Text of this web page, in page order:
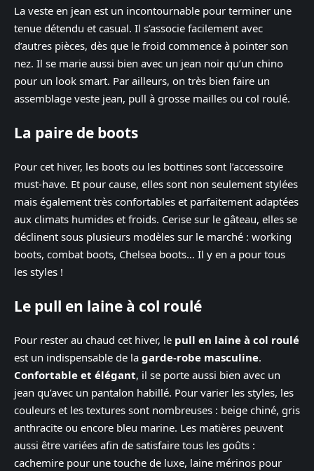
La veste en jean est un incontournable pour terminer une
tenue détendu et casual. Il s’associe facilement avec
d’autres pièces, dès que le froid commence à pointer son
nez. Il se marie aussi bien avec un jean noir qu’un chino
pour un look smart. Par ailleurs, on très bien faire un
assemblage veste jean, pull à grosse mailles ou col roulé.
La paire de boots
Pour cet hiver, les boots ou les bottines sont l’accessoire
must-have. Et pour cause, elles sont non seulement stylées
mais également très confortables et parfaitement adaptées
aux climats humides et froids. Cerise sur le gâteau, elles se
déclinent sous plusieurs modèles sur le marché : working
boots, combat boots, Chelsea boots… Il y en a pour tous
les styles !
Le pull en laine à col roulé
Pour rester au chaud cet hiver, le pull en laine à col roulé
est un indispensable de la garde-robe masculine.
Confortable et élégant, il se porte aussi bien avec un
jean qu’avec un pantalon habillé. Pour varier les styles, les
couleurs et les textures sont nombreuses : beige chiné, gris
anthracite ou encore bleu marine. Les matières peuvent
aussi être variées afin de satisfaire tous les goûts :
cachemire pour une touche de luxe, laine mérinos pour